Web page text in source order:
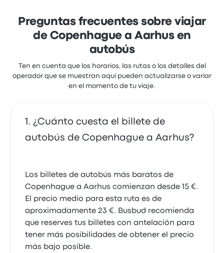
Preguntas frecuentes sobre viajar
de Copenhague a Aarhus en
autobús
Ten en cuenta que los horarios, las rutas o los detalles del
operador que se muestran aquí pueden actualizarse o variar
en el momento de tu viaje.
¿Cuánto cuesta el billete de
autobús de Copenhague a Aarhus?
Los billetes de autobús más baratos de
Copenhague a Aarhus comienzan desde 15 €.
El precio medio para esta ruta es de
aproximadamente 23 €. Busbud recomienda
que reserves tus billetes con antelación para
tener más posibilidades de obtener el precio
más bajo posible.